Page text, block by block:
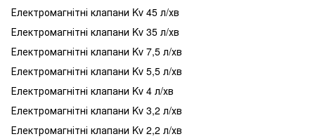
Електромагнітні клапани Kv 45 л/хв
Електромагнітні клапани Kv 35 л/хв
Електромагнітні клапани Kv 7,5 л/хв
Електромагнітні клапани Kv 5,5 л/хв
Електромагнітні клапани Kv 4 л/хв
Електромагнітні клапани Kv 3,2 л/хв
Електромагнітні клапани Kv 2,2 л/хв